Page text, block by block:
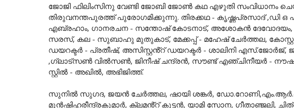
ജോജി ഫിലിംസിനു വേണ്ടി ജോബി ജോൺ കഥ എഴുതി സംവിധാനം
തിരുവനന്തപുരത്ത് പുരോഗമിക്കുന്നു. തിരക്കഥ - കൃഷ്ണപ്രസാദ് ,ഡി ഒ
എബ്രഹാം, ഗാനരചന - സന്തോഷ് കോടനാട്, അശോകൻ ദേവോദയം,
സരസ്, കല - സുബാഹു മുതുകാട്, മേക്കപ്പ് - മഹേഷ് ചേർത്തല,
ഡയറക്ടർ - പ്രതീഷ്, അസിസ്റ്റൻ്റ് ഡയറക്ടർ - ശാലിനി
,ഗ്ലാട്സൺ വിൽസൺ, ജിനീഷ് ചന്ദ്രൻ, സൗണ്ട് എഞ്ചിനീയർ -
സ്റ്റിൽ - അഖിൽ, അഭിജിത്ത്.
സുനിൽ സുഗദ, ജയൻ ചേർത്തല, ഷായി ശങ്കർ,
മുൻഷിഹരീന്ദ്രകുമാർ, ക്ലമൻ്റ് കുട്ടൻ, യാമി സോന, ഗീതാഞ്ജലി,